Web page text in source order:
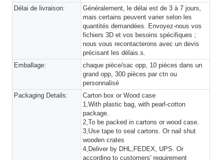
Délai de livraison:
Généralement, le délai est de 3 à 7 jours,
mais certains peuvent varier selon les
quantités demandées. Envoyez-nous vos
fichiers 3D et vos besoins spécifiques ;
nous vous recontacterons avec un devis
précisant les délais.s.
Emballage:
chaque pièce/sac opp, 10 pièces dans un
grand opp, 300 pièces par ctn ou
personnalisé
Packaging Details:
Carton box or Wood case
1,With plastic bag, with pearl-cotton
package.
2,To be packed in cartons or wood case.
3,Use tape to seal cartons. Or nail shut
wooden crates
4,Deliver by DHL,FEDEX, UPS. Or
according to customers' requirement